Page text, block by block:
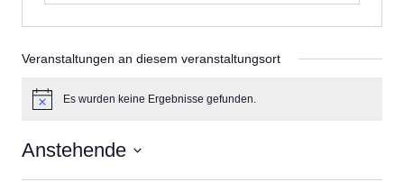
Veranstaltungen an diesem veranstaltungsort
HinweisEs wurden keine Ergebnisse gefunden.
Anstehende
Datum